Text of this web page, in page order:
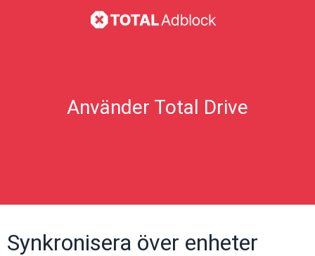
Använder Total Drive
Synkronisera över enheter